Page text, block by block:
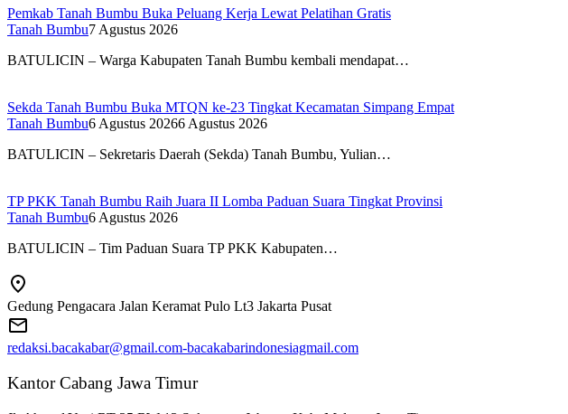
Pemkab Tanah Bumbu Buka Peluang Kerja Lewat Pelatihan Gratis
Tanah Bumbu7 Agustus 2026
BATULICIN – Warga Kabupaten Tanah Bumbu kembali mendapat…
Sekda Tanah Bumbu Buka MTQN ke-23 Tingkat Kecamatan Simpang Empat
Tanah Bumbu6 Agustus 20266 Agustus 2026
BATULICIN – Sekretaris Daerah (Sekda) Tanah Bumbu, Yulian…
TP PKK Tanah Bumbu Raih Juara II Lomba Paduan Suara Tingkat Provinsi
Tanah Bumbu6 Agustus 2026
BATULICIN – Tim Paduan Suara TP PKK Kabupaten…
Gedung Pengacara Jalan Keramat Pulo Lt3 Jakarta Pusat
redaksi.bacakabar@gmail.com-bacakabarindonesiagmail.com
Kantor Cabang Jawa Timur